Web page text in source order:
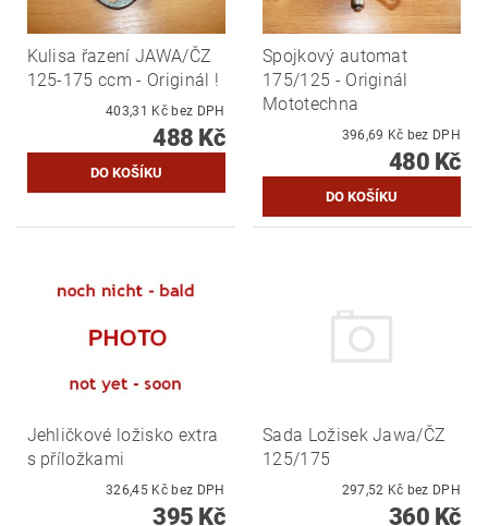
Kulisa řazení JAWA/ČZ
125-175 ccm - Originál !
403,31 Kč bez DPH
488 Kč
Spojkový automat
175/125 - Originál
Mototechna
396,69 Kč bez DPH
480 Kč
Jehličkové ložisko extra
s příložkami
326,45 Kč bez DPH
395 Kč
Sada Ložisek Jawa/ČZ
125/175
297,52 Kč bez DPH
360 Kč